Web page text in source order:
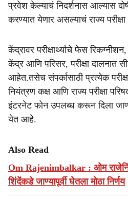
प्रवेश केल्याचं निदर्शनास आल्यास
करण्यात येणार असल्याचं राज्य
केंद्रावर परीक्षार्थ्याचे फेस
केंद्र आणि परिसर, परीक्षा दालनात
आहेत.तसेच संपर्कासाठी प्रत्येक
नियंत्रण कक्ष आणि राज्य परीक्षा
इंटरनेट फोन उपलब्ध करून दिला
येत आहे.
Also Read
Om Rajenimbalkar : ओम
शिंदेंकडे जाण्यापूर्वी घेतला मोठा निर्णय